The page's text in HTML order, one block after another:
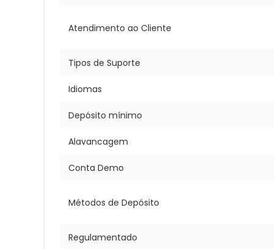
Atendimento ao Cliente
Tipos de Suporte
Idiomas
Depósito mínimo
Alavancagem
Conta Demo
Métodos de Depósito
Regulamentado